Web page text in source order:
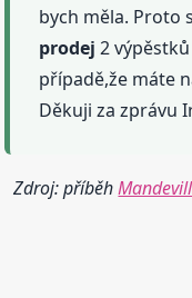
bych měla. Proto
prodej 2
případě,že máte
Děkuji za zprávu
Zdroj: příběh